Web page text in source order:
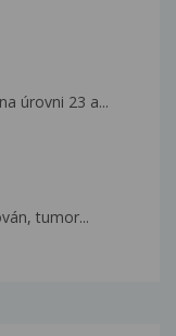
úrovni 23 a...
tumor...